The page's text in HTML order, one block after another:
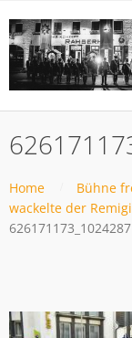
Home
Bühne
wackelte der